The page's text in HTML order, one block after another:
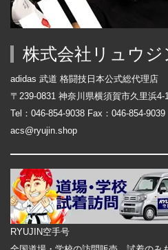
株式会社リュウジ
adidas 武道 格闘技日本公式総代理店
〒239-0831 神奈川県横須賀市久里浜4-
Tel：046-854-9038 Fax：046-854-9039
acs@ryujin.shop
RYUJIN空手号